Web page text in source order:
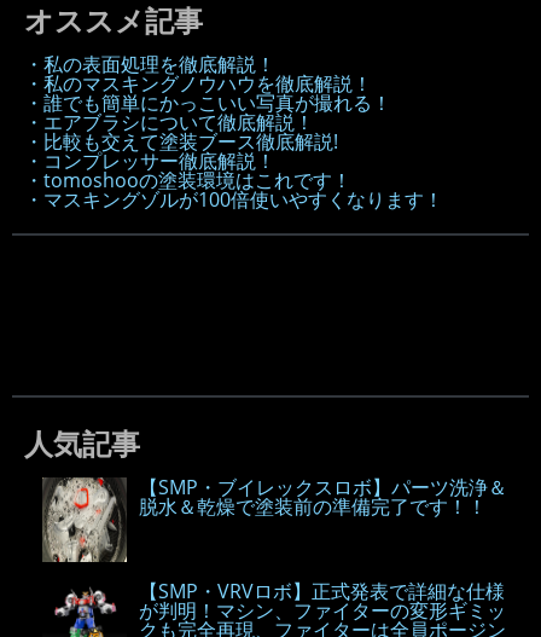
オススメ記事
・私の表面処理を徹底解説！
・私のマスキングノウハウを徹底解説！
・誰でも簡単にかっこいい写真が撮れる！
・エアブラシについて徹底解説！
・比較も交えて塗装ブース徹底解説!
・コンプレッサー徹底解説！
・tomoshooの塗装環境はこれです！
・マスキングゾルが100倍使いやすくなります！
人気記事
【SMP・ブイレックスロボ】パーツ洗浄＆
脱水＆乾燥で塗装前の準備完了です！！
【SMP・VRVロボ】正式発表で詳細な仕様
が判明！マシン、ファイターの変形ギミッ
クも完全再現、ファイターは全員ポージン